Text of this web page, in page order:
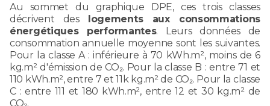
Au sommet du graphique DPE, ces trois classes
décrivent des logements aux consommations
énergétiques performantes. Leurs données de
consommation annuelle moyenne sont les suivantes.
Pour la classe A : inférieure à 70 kWh.m², moins de 6
kg.m² d'émission de CO₂. Pour la classe B : entre 71 et
110 kWh.m², entre 7 et 11k kg.m² de CO₂. Pour la classe
C : entre 111 et 180 kWh.m², entre 12 et 30 kg.m² de
CO₂.